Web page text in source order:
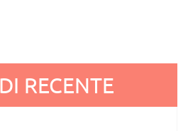
RECENTE